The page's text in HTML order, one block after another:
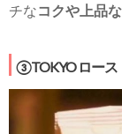
チなコクや上品
③TOKYO ロース